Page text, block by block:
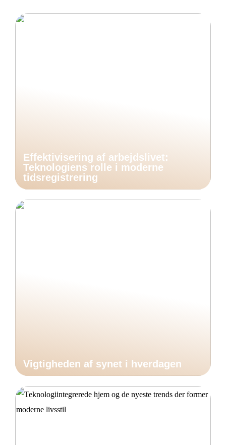
Effektivisering af arbejdslivet:
Teknologiens rolle i moderne
tidsregistrering
Vigtigheden af synet i hverdagen